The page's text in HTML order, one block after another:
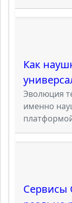
Как
Эволюция
именно
Сервисы